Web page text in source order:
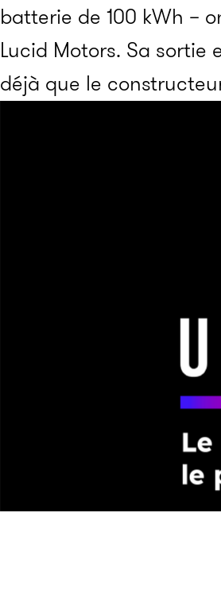
batterie de 100 kWh –
Lucid Motors. Sa
déjà que le